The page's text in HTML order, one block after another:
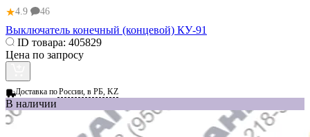
★4.9 46
Выключатель конечный (концевой) КУ-91
ID товара: 405829
Цена по запросу
Доставка поРоссии, в РБ, KZ
В наличии